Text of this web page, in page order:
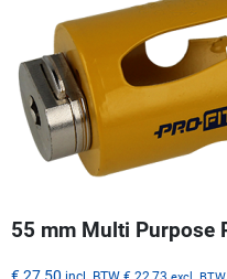
55 mm Multi Purpose
€ 27,50